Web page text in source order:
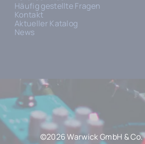
Häufig gestellte Fragen
Kontakt
Aktueller Katalog
News
©2026 Warwick GmbH &